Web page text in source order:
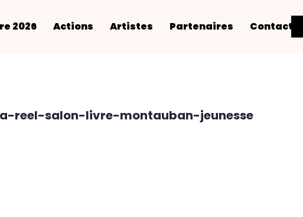
2026 Actions Artistes Partenaires Contact
reel-salon-livre-montauban-jeunesse